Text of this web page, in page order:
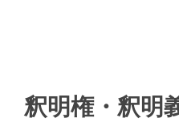
釈明権・釈明